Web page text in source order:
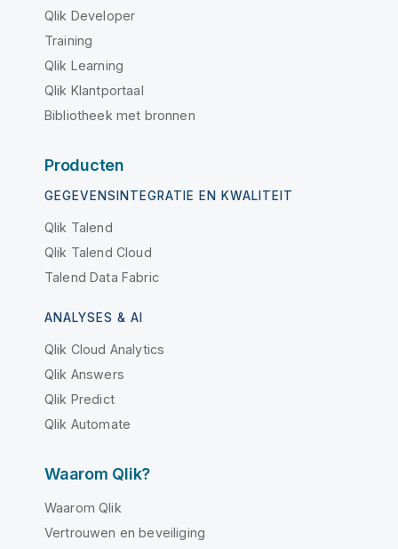
Qlik Developer
Training
Qlik Learning
Qlik Klantportaal
Bibliotheek met bronnen
Producten
GEGEVENSINTEGRATIE EN KWALITEIT
Qlik Talend
Qlik Talend Cloud
Talend Data Fabric
ANALYSES & AI
Qlik Cloud Analytics
Qlik Answers
Qlik Predict
Qlik Automate
Waarom Qlik?
Waarom Qlik
Vertrouwen en beveiliging